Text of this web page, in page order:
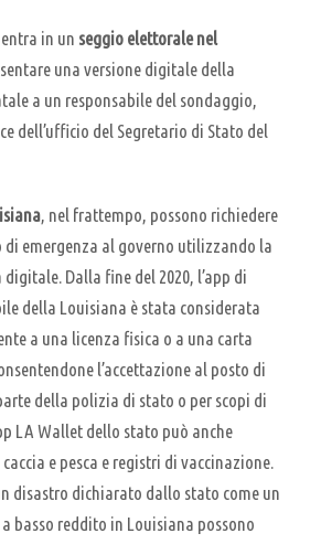
in un seggio elettorale nel
una versione digitale della
a un responsabile del sondaggio,
dell’ufficio del Segretario di Stato del
, nel frattempo, possono richiedere
emergenza al governo utilizzando la
Dalla fine del 2020, l’app di
della Louisiana è stata considerata
a una licenza fisica o a una carta
l’accettazione al posto di
della polizia di stato o per scopi di
LA Wallet dello stato può anche
e pesca e registri di vaccinazione.
disastro dichiarato dallo stato come un
basso reddito in Louisiana possono